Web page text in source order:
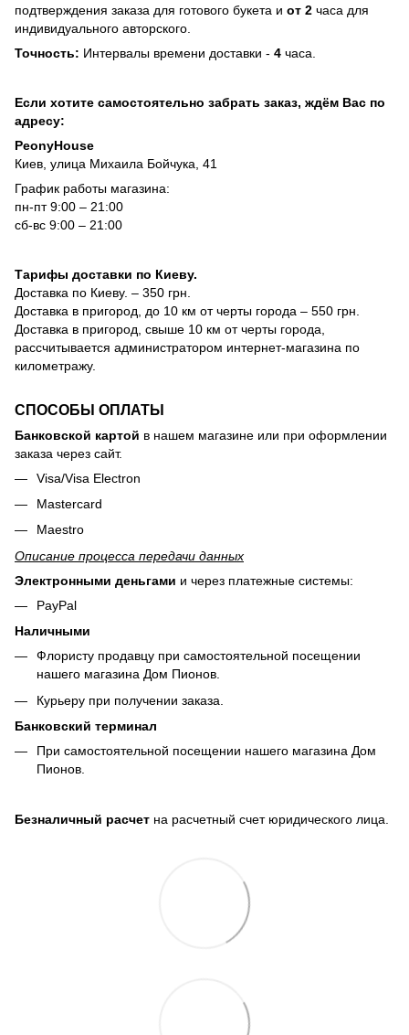
подтверждения заказа для готового букета и от 2 часа для
индивидуального авторского.
Точность: Интервалы времени доставки - 4 часа.
Если хотите самостоятельно забрать заказ, ждём Вас по
адресу:
PeonyHouse
Киев, улица Михаила Бойчука, 41
График работы магазина:
пн-пт 9:00 – 21:00
сб-вс 9:00 – 21:00
Тарифы доставки по Киеву.
Доставка по Киеву. – 350 грн.
Доставка в пригород, до 10 км от черты города – 550 грн.
Доставка в пригород, свыше 10 км от черты города,
рассчитывается администратором интернет-магазина по
километражу.
СПОСОБЫ ОПЛАТЫ
Банковской картой в нашем магазине или при оформлении
заказа через сайт.
Visa/Visa Electron
Mastercard
Maestro
Описание процесса передачи данных
Электронными деньгами и через платежные системы:
PayPal
Наличными
Флористу продавцу при самостоятельной посещении
нашего магазина Дом Пионов.
Курьеру при получении заказа.
Банковский терминал
При самостоятельной посещении нашего магазина Дом
Пионов.
Безналичный расчет на расчетный счет юридического лица.